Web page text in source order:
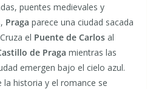
puentes medievales y
Praga parece una ciudad sacada
el Puente de Carlos al
de Praga mientras las
emergen bajo el cielo azul.
la historia y el romance se